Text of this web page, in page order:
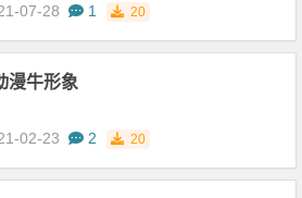
07-28 1 20
漫牛形象
02-23 2 20